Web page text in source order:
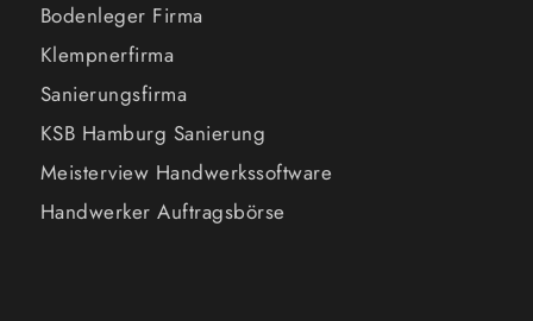
Bodenleger Firma
Klempnerfirma
Sanierungsfirma
KSB Hamburg Sanierung
Meisterview Handwerkssoftware
Handwerker Auftragsbörse